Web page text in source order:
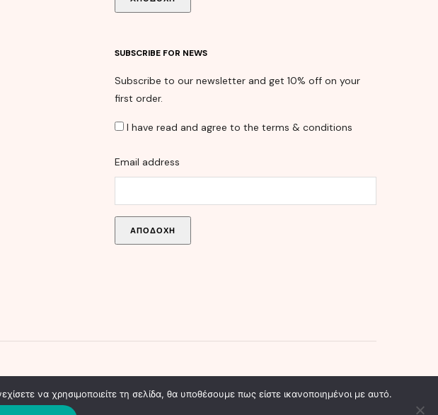
SUBSCRIBE FOR NEWS
Subscribe to our newsletter and get 10% off on your
first order.
I have read and agree to the terms & conditions
Email address
Facebook Twitter Pinterest Instagram
να χρησιμοποιείτε τη σελίδα, θα υποθέσουμε πως είστε ικανοποιημένοι με αυτό.